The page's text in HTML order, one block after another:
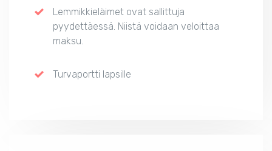
Lemmikkieläimet ovat sallittuja
pyydettäessä. Niistä voidaan veloittaa
maksu.
Turvaportti lapsille